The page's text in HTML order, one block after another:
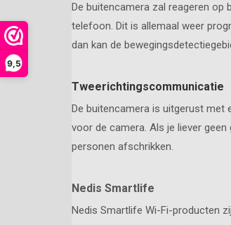
9,5
De buitencamera zal reageren op
telefoon. Dit is allemaal weer
dan kan de
Tweerichtingscommunicatie
De buitencamera is uitgerust met
voor de camera. Als je liever
personen afschrikken.
Nedis Smartlife
Nedis Smartlife Wi-Fi-producten